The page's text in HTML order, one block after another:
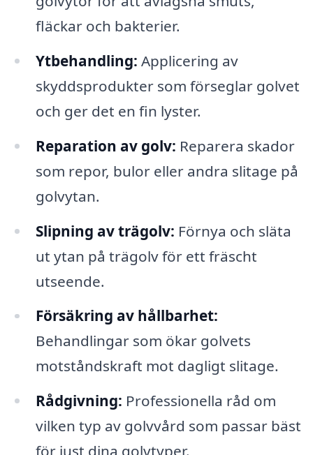
fläckar och bakterier.
Ytbehandling: Applicering av
skyddsprodukter som förseglar golvet
och ger det en fin lyster.
Reparation av golv: Reparera skador
som repor, bulor eller andra slitage på
golvytan.
Slipning av trägolv: Förnya och släta
ut ytan på trägolv för ett fräscht
utseende.
Försäkring av hållbarhet:
Behandlingar som ökar golvets
motståndskraft mot dagligt slitage.
Rådgivning: Professionella råd om
vilken typ av golvvård som passar bäst
för just dina golvtyper.